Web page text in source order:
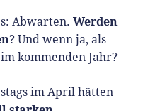
Abwarten. Werden
? Und wenn ja, als
kommenden Jahr?
im April hätten